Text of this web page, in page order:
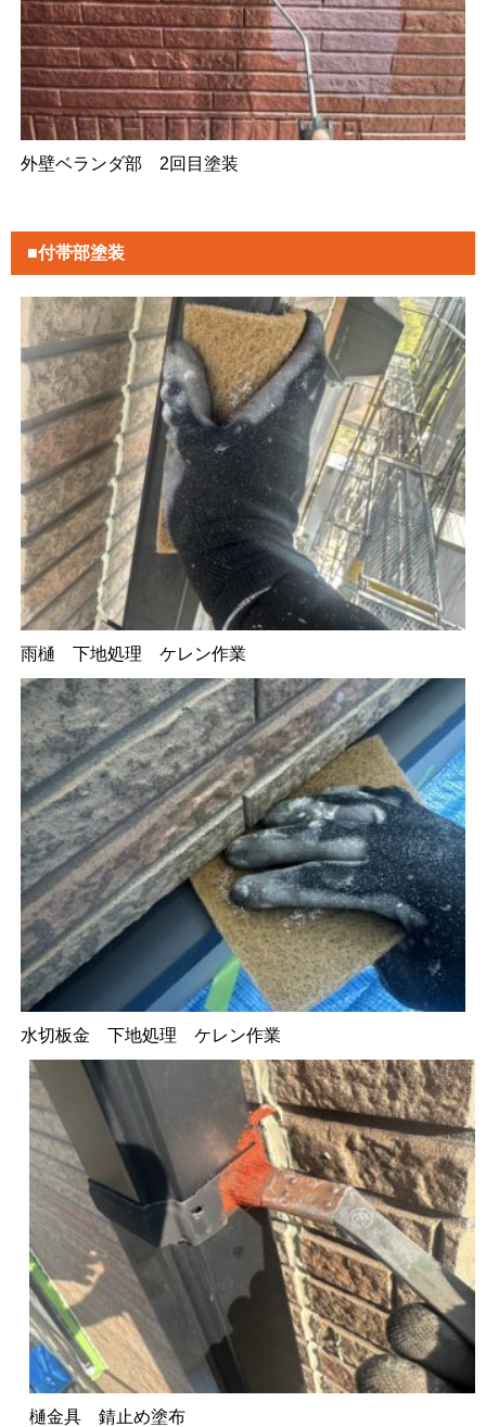
外壁ベランダ部 2回目塗装
■付帯部塗装
雨樋 下地処理 ケレン作業
水切板金 下地処理 ケレン作業
樋金具 錆止め塗布